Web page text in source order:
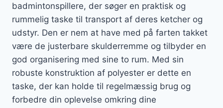
badmintonspillere, der søger en praktisk og
rummelig taske til transport af deres ketcher og
udstyr. Den er nem at have med på farten takket
være de justerbare skulderremme og tilbyder en
god organisering med sine to rum. Med sin
robuste konstruktion af polyester er dette en
taske, der kan holde til regelmæssig brug og
forbedre din oplevelse omkring dine